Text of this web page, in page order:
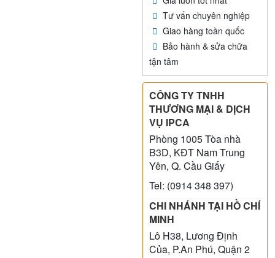
Tư vấn chuyên nghiệp
Giao hàng toàn quốc
Bảo hành & sửa chữa
tận tâm
CÔNG TY TNHH
THƯƠNG MẠI & DỊCH
VỤ IPCA
Phòng 1005 Tòa nhà
B3D, KĐT Nam Trung
Yên, Q. Cầu Giấy
Tel: (0914 348 397)
CHI NHÁNH TẠI HỒ CHÍ
MINH
Lô H38, Lương Định
Của, P.An Phú, Quận 2